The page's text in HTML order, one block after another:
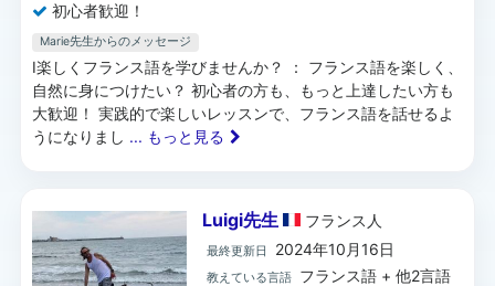
初心者歓迎！
Marie先生からのメッセージ
I楽しくフランス語を学びませんか？ ： フランス語を楽しく、
自然に身につけたい？ 初心者の方も、もっと上達したい方も
大歓迎！ 実践的で楽しいレッスンで、フランス語を話せるよ
うになりまし ... もっと見る
Luigi先生 フランス 人
最終更新日 2024年10月16日
教えている言語 フランス語 + 他2言語